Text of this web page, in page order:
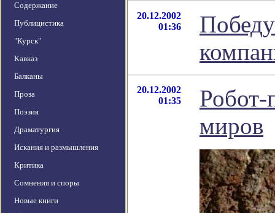
Содержание
Публицистика
"Курск"
Кавказ
Балканы
Проза
Поэзия
Драматургия
Искания и размышления
Критика
Сомнения и споры
Новые книги
20.12.2002
01:36
20.12.2002
01:35
Робот-
миров